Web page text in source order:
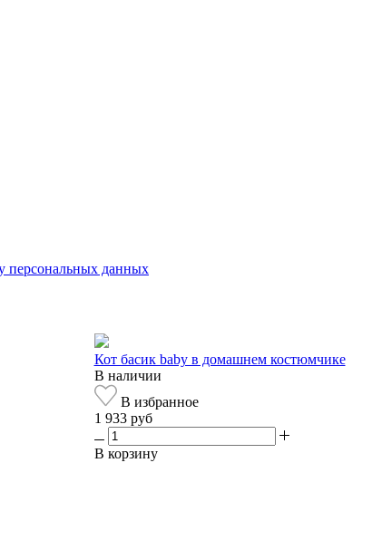
персональных данных
Кот басик baby в домашнем костюмчике
В наличии
В избранное
1 933 руб
В корзину